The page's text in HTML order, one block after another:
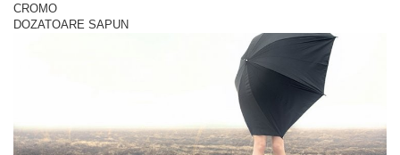
CROMO
DOZATOARE SAPUN